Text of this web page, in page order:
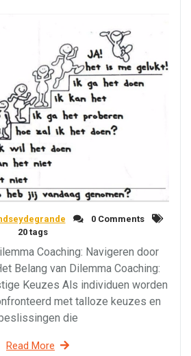
0 Comments
20 tags
Coaching: Navigeren door
Belang van Dilemma Coaching:
Keuzes Als individuen worden
met talloze keuzes en
beslissingen die
Read More